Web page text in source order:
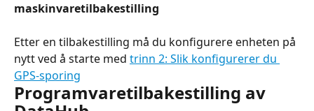
maskinvaretilbakestilling
Etter en tilbakestilling må du konfigurere enheten på
nytt ved å starte med trinn 2: Slik konfigurerer du
GPS-sporing
Programvaretilbakestilling av